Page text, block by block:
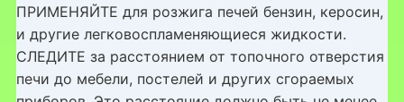
ПРИМЕНЯЙТЕ для розжига печей бензин, керосин,
и другие легковоспламеняющиеся жидкости.
СЛЕДИТЕ за расстоянием от топочного отверстия
печи до мебели, постелей и других сгораемых